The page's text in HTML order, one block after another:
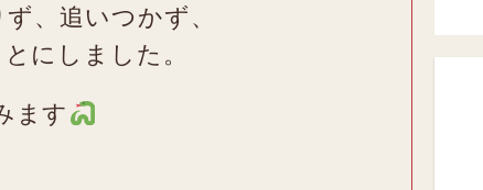
、追いつかず、
にしました。
ます